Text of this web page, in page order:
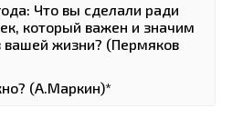
Что вы сделали ради
который важен и значим
вашей жизни? (Пермяков
(А.Маркин)*